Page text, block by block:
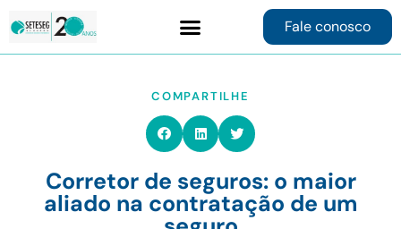
Fale conosco
COMPARTILHE
Corretor de seguros: o maior
aliado na contratação de um